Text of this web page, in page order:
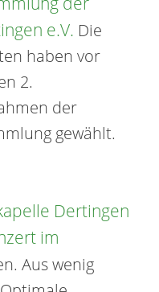
e.V. Die
haben vor
2.
der
gewählt.
Dertingen
im
Aus wenig